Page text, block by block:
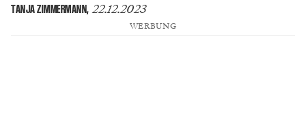
TANJA ZIMMERMANN, 22.12.2023
WERBUNG